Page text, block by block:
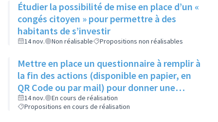
Étudier la possibilité de mise en place d’un «
congés citoyen » pour permettre à des
habitants de s’investir
14 nov. Non réalisable Propositions non réalisables
Mettre en place un questionnaire à remplir à
la fin des actions (disponible en papier, en
QR Code ou par mail) pour donner une
appréciation de l'action et son évaluation
14 nov.
En cours de réalisation
Propositions en cours de réalisation